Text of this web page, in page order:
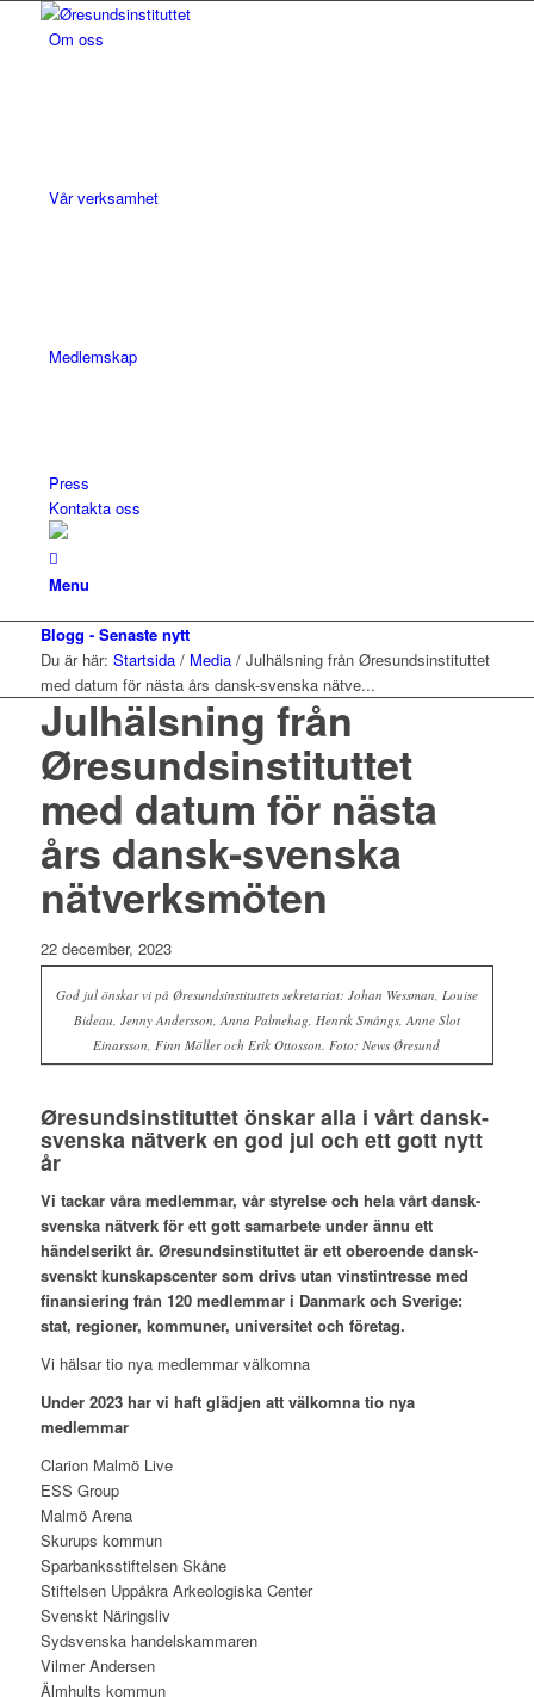
Om oss
Vår verksamhet
Medlemskap
Press
Kontakta oss
Menu
Blogg - Senaste nytt
Du är här: Startsida / Media / Julhälsning från Øresundsinstituttet
med datum för nästa års dansk-svenska nätve...
Julhälsning från
Øresundsinstituttet
med datum för nästa
års dansk-svenska
nätverksmöten
22 december, 2023
God jul önskar vi på Øresundsinstituttets sekretariat: Johan Wessman, Louise
Bideau, Jenny Andersson, Anna Palmehag, Henrik Smångs, Anne Slot
Einarsson, Finn Möller och Erik Ottosson. Foto: News Øresund
Øresundsinstituttetönskar alla i vårt dansk-
svenska nätverk en god jul och ett gott nytt
år
Vi tackar våra medlemmar, vår styrelse och hela vårt dansk-
svenska nätverk för ett gott samarbete under ännu ett
händelserikt år. Øresundsinstituttet är ett oberoende dansk-
svenskt kunskapscenter som drivs utan vinstintresse med
finansiering från 120 medlemmar i Danmark och Sverige:
stat, regioner, kommuner, universitet och företag.
Vi hälsar tio nya medlemmar välkomna
Under 2023 har vi haft glädjen att välkomna tio nya
medlemmar
Clarion Malmö Live
ESS Group
Malmö Arena
Skurups kommun
Sparbanksstiftelsen Skåne
Stiftelsen Uppåkra Arkeologiska Center
Svenskt Näringsliv
Sydsvenska handelskammaren
Vilmer Andersen
Älmhults kommun